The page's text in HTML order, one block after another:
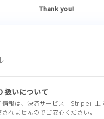
Thank you!
扱いについて
報は、決済サービス「Stripe」上
れませんのでご安心ください。